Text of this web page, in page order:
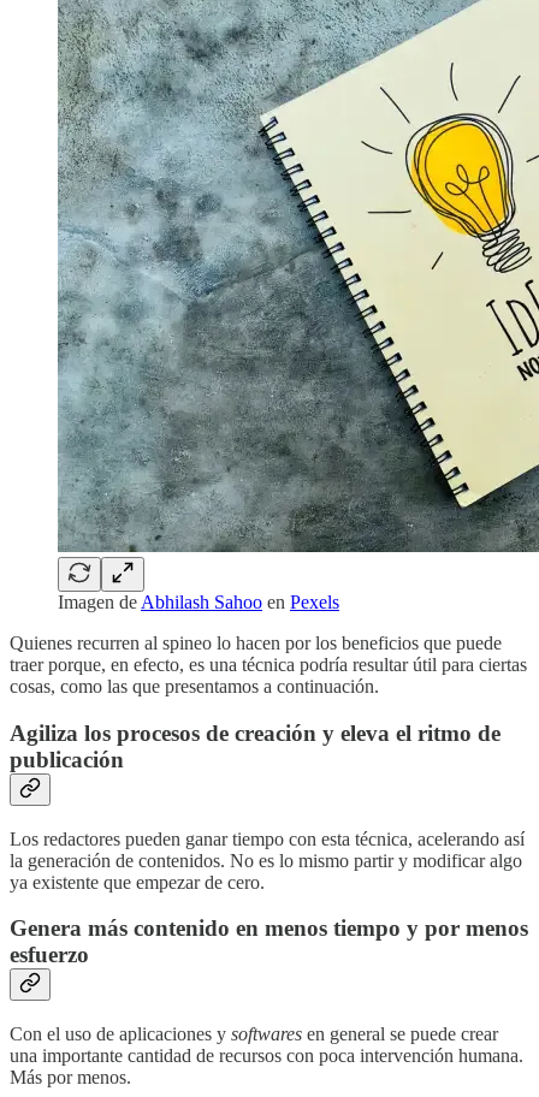
Imagen de Abhilash Sahoo en Pexels
Quienes recurren al spineo lo hacen por los beneficios que puede
traer porque, en efecto, es una técnica podría resultar útil para ciertas
cosas, como las que presentamos a continuación.
Agiliza los procesos de creación y eleva el ritmo de
publicación
Los redactores pueden ganar tiempo con esta técnica, acelerando así
la generación de contenidos. No es lo mismo partir y modificar algo
ya existente que empezar de cero.
Genera más contenido en menos tiempo y por menos
esfuerzo
Con el uso de aplicaciones y softwares en general se puede crear
una importante cantidad de recursos con poca intervención humana.
Más por menos.